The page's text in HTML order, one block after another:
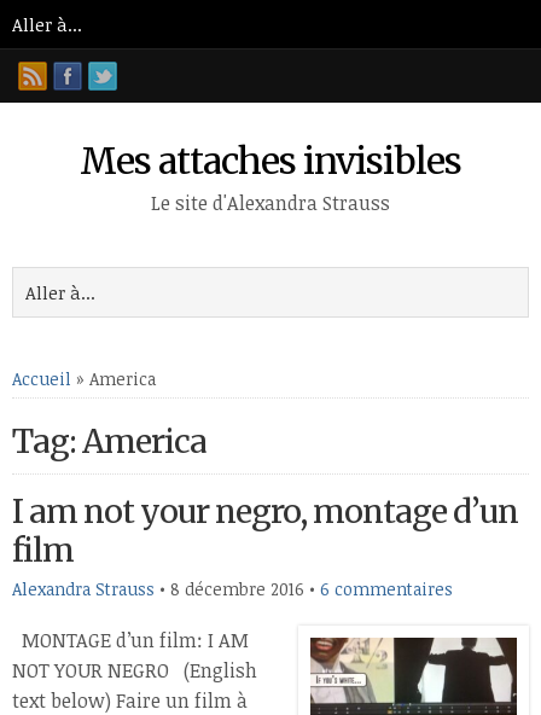
Mes attaches invisibles
Le site d'Alexandra Strauss
Accueil » America
Tag: America
I am not your negro, montage d’un
film
Alexandra Strauss • 8 décembre 2016 • 6 commentaires
MONTAGE d’un film: I AM
NOT YOUR NEGRO (English
text below) Faire un film à